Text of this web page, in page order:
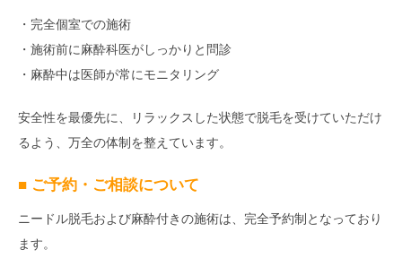
・完全個室での施術
・施術前に麻酔科医がしっかりと問診
・麻酔中は医師が常にモニタリング
安全性を最優先に、リラックスした状態で脱毛を受けていただけ
るよう、万全の体制を整えています。
■ ご予約・ご相談について
ニードル脱毛および麻酔付きの施術は、完全予約制となっており
ます。